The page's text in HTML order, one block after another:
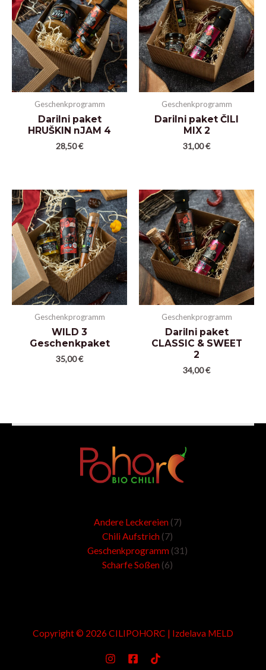
Geschenkprogramm
Darilni paket
HRUŠKIN nJAM 4
28,50€
Geschenkprogramm
Darilni paket ČILI
MIX 2
31,00€
Geschenkprogramm
WILD 3
Geschenkpaket
35,00€
Geschenkprogramm
Darilni paket
CLASSIC & SWEET
2
34,00€
Andere Leckereien 77
Chili Aufstrich 7
7
Produkte
Geschenkprogramm 31
Scharfe Soßen 6
6
Produkte
Copyright © 2026 CILIPOHORC | Izdelava MELD